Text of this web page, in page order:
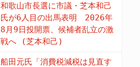
和歌山市長選に市議・芝本和己
氏が6人目の出馬表明 2026年
8月9日投開票、候補者乱立の激
戦へ (芝本和己)
船田元氏「消費税減税は見直す